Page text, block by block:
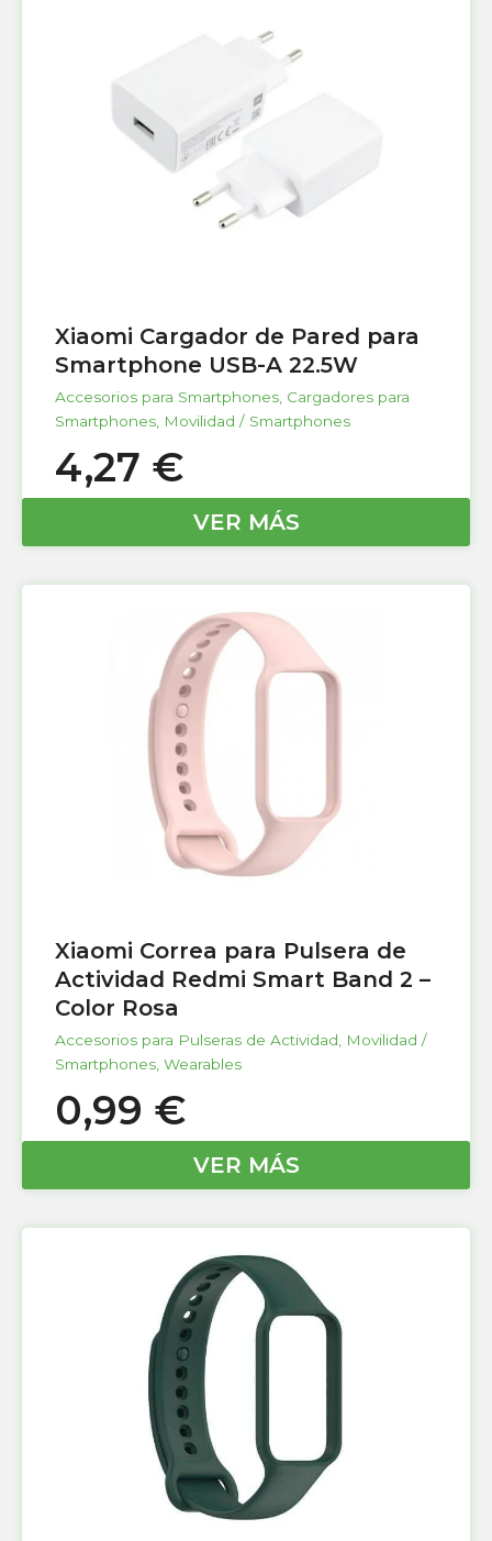
Xiaomi Cargador de Pared para
Smartphone USB-A 22.5W
Accesorios para Smartphones Cargadores para
Smartphones Movilidad / Smartphones
4,27 €
VER MÁS
Xiaomi Correa para Pulsera de
Actividad Redmi Smart Band 2 –
Color Rosa
Accesorios para Pulseras de Actividad, Movilidad /
Smartphones, Wearables
0,99 €
VER MÁS